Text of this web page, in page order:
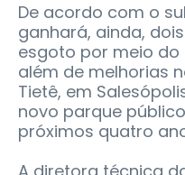
De acordo com o
ganhará, ainda,
esgoto por meio do
além de melhorias
Tietê, em
novo parque
próximos quatro